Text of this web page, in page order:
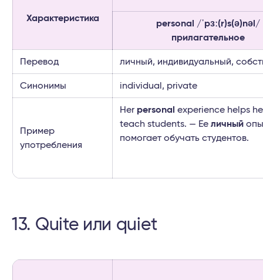
Характеристика
personal /ˈpɜː(r)s(ə)nəl/
прилагательное
Перевод личный, индивидуальный,
Синонимы individual, private
Пример
употребления
Her personal experience helps
teach students. — Ее личный
помогает обучать студентов.
13. Quite или quiet